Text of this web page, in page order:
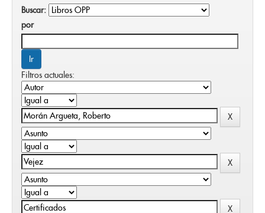
Buscar:
por
Filtros actuales: